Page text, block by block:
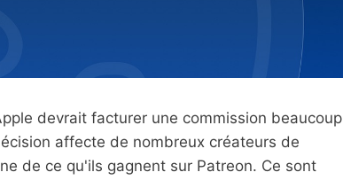
devrait facturer une commission beaucoup
affecte de nombreux créateurs de
de ce qu'ils gagnent sur Patreon. Ce sont